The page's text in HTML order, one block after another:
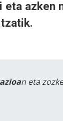
azken
n eta